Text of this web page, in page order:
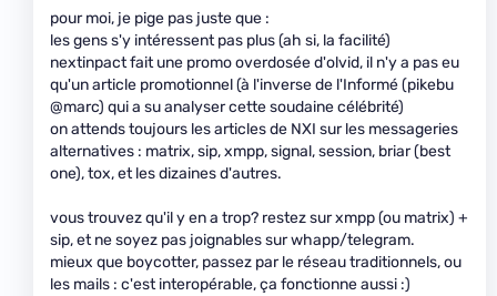
pour moi, je pige pas juste que :
les gens s'y intéressent pas plus (ah si, la facilité)
nextinpact fait une promo overdosée d'olvid, il n'y a pas eu
qu'un article promotionnel (à l'inverse de l'Informé (pikebu
@marc) qui a su analyser cette soudaine célébrité)
on attends toujours les articles de NXI sur les messageries
alternatives : matrix, sip, xmpp, signal, session, briar (best
one), tox, et les dizaines d'autres.
vous trouvez qu'il y en a trop? restez sur xmpp (ou matrix) +
sip, et ne soyez pas joignables sur whapp/telegram.
mieux que boycotter, passez par le réseau traditionnels, ou
les mails : c'est interopérable, ça fonctionne aussi :)